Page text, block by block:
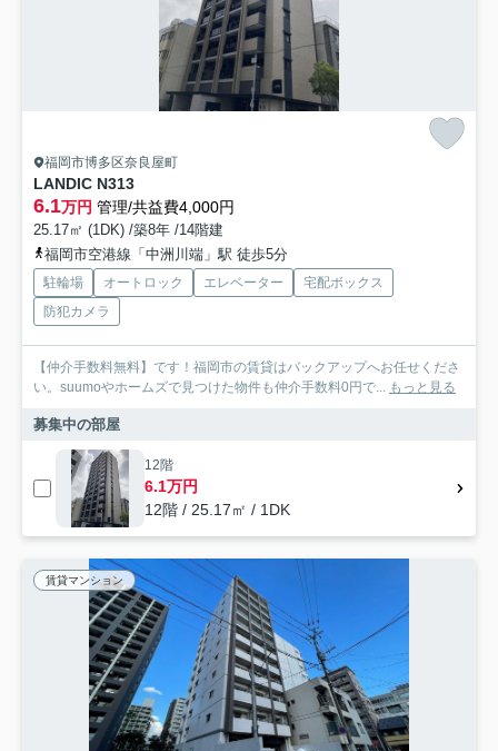
福岡市博多区奈良屋町
LANDIC N313
6.1万円 管理/共益費4,000円
25.17㎡ (1DK) /築8年 /14階建
福岡市空港線「中洲川端」駅 徒歩5分
駐輪場 オートロック エレベーター
宅配ボックス
防犯カメラ
【仲介手数料無料】です！福岡市の賃貸はバックアップへお任せくださ
い。suumoやホームズで見つけた物件も仲介手数料0円で... もっと見る
募集中の部屋
12階
6.1万円
12階 / 25.17㎡ / 1DK
賃貸マンション